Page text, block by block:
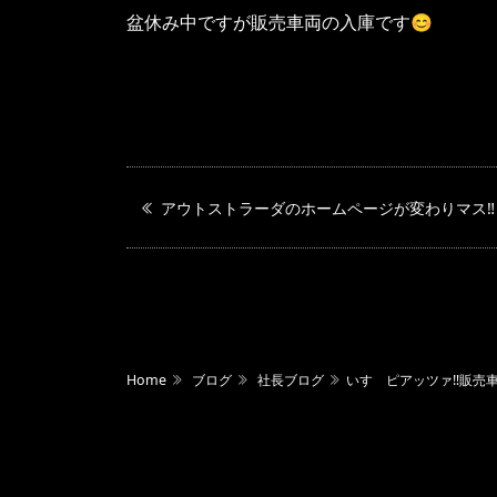
盆休み中ですが販売車両の入庫です😊
アウトストラーダのホームページが変わりマス‼️
Home ブログ 社長ブログ いすゞピアッツァ‼️販売